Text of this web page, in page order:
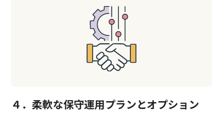
４．柔軟な保守運用プランとオプション